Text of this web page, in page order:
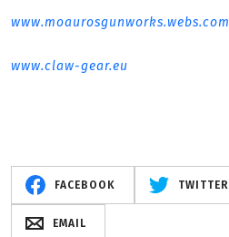
www.moaurosgunworks.webs.com
www.claw-gear.eu
FACEBOOK TWITTER
EMAIL